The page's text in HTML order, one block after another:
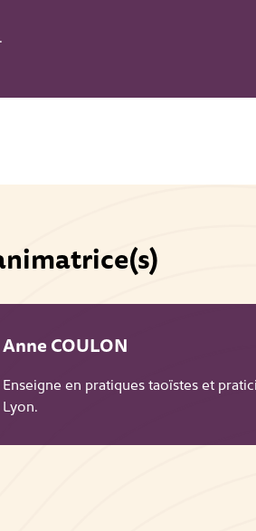
Anne COULON
Enseigne en pratiques taoïstes et
Lyon.